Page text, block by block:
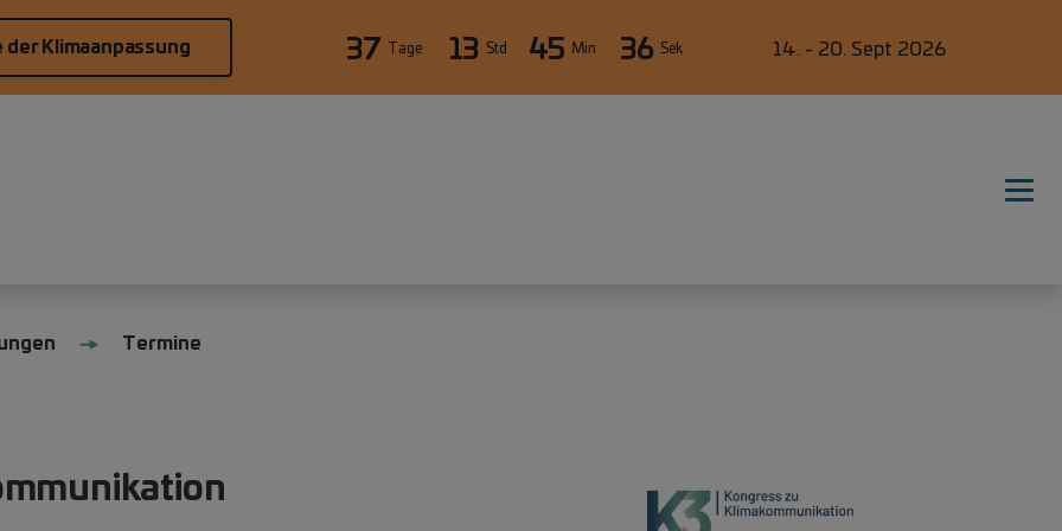
Klimaanpassung
37 Tage 13 Std 45 Min 35 Sek 14. - 20. Sept 2026
Termine